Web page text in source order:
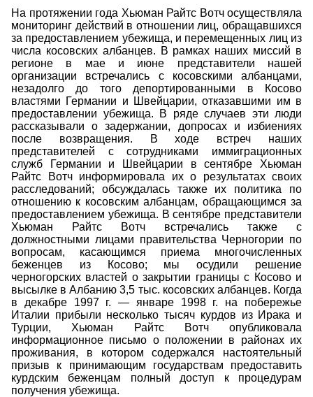
На протяжении года Хьюман Райтс Вотч осуществляла
мониторинг действий в отношении лиц, обращавшихся
за предоставлением убежища, и перемещенных лиц из
числа косовских албанцев. В рамках наших миссий в
регионе в мае и июне представители нашей
организации встречались с косовскими албанцами,
незадолго до того депортированными в Косово
властями Германии и Швейцарии, отказавшими им в
предоставлении убежища. В ряде случаев эти люди
рассказывали о задержании, допросах и избиениях
после возвращения. В ходе встреч наших
представителей с сотрудниками иммиграционных
служб Германии и Швейцарии в сентябре Хьюман
Райтс Вотч информировала их о результатах своих
расследований; обсуждалась также их политика по
отношению к косовским албанцам, обращающимся за
предоставлением убежища. В сентябре представители
Хьюман Райтс Вотч встречались также с
должностными лицами правительства Черногории по
вопросам, касающимся приема многочисленных
беженцев из Косово; мы осудили решение
черногорских властей о закрытии границы с Косово и
высылке в Албанию 3,5 тыс. косовских албанцев. Когда
в декабре 1997 г. — январе 1998 г. на побережье
Италии прибыли несколько тысяч курдов из Ирака и
Турции, Хьюман Райтс Вотч опубликовала
информационное письмо о положении в районах их
проживания, в котором содержался настоятельный
призыв к принимающим государствам предоставить
курдским беженцам полный доступ к процедурам
получения убежища.